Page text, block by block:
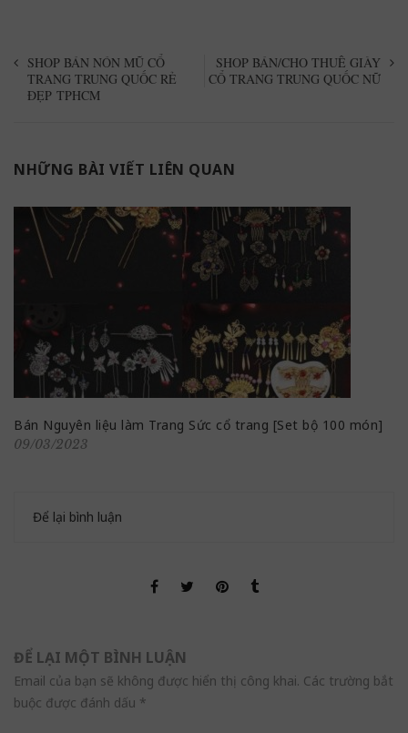
SHOP BÁN NÓN MŨ CỔ
TRANG TRUNG QUỐC RẺ
ĐẸP TPHCM
SHOP BÁN/CHO THUÊ GIÀY
CỔ TRANG TRUNG QUỐC NỮ
NHỮNG BÀI VIẾT LIÊN QUAN
Bán Nguyên liệu làm Trang Sức cổ trang [Set bộ 100 món]
09/03/2023
Để lại bình luận
ĐỂ LẠI MỘT BÌNH LUẬN
Email của bạn sẽ không được hiển thị công khai. Các trường bắt
buộc được đánh dấu *